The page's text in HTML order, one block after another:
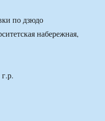
по дзюдо
набережная,